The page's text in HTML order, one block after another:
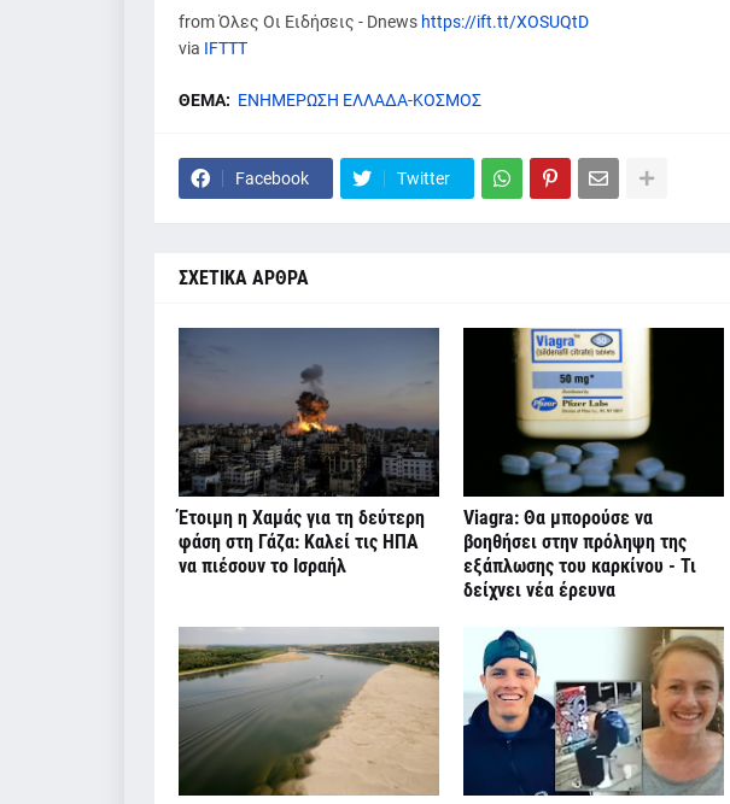
from Όλες Οι Ειδήσεις - Dnews https://ift.tt/XOSUQtD
via IFTTT
ΘΕΜΑ: ΕΝΗΜΕΡΩΣΗ ΕΛΛΑΔΑ-ΚΟΣΜΟΣ
Facebook Twitter
ΣΧΕΤΙΚΑ ΑΡΘΡΑ
Έτοιμη η Χαμάς για τη δεύτερη
φάση στη Γάζα: Καλεί τις ΗΠΑ
να πιέσουν το Ισραήλ
Viagra: Θα μπορούσε να
βοηθήσει στην πρόληψη της
εξάπλωσης του καρκίνου - Τι
δείχνει νέα έρευνα